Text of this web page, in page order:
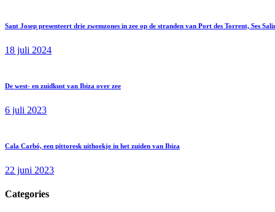
Sant Josep presenteert drie zwemzones in zee op de stranden van Port des Torrent, Ses
18 juli 2024
De west- en zuidkust van Ibiza over zee
6 juli 2023
Cala Carbó, een pittoresk uithoekje in het zuiden van Ibiza
22 juni 2023
Categories